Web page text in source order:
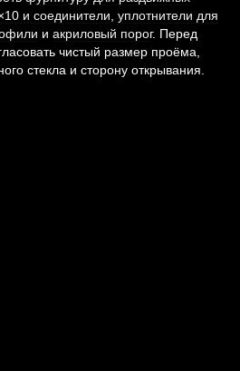
и соединители, уплотнители для
и акриловый порог. Перед
чистый размер проёма,
стекла и сторону открывания.